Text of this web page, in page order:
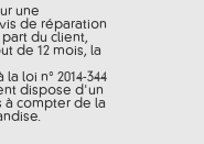
une
de réparation
du client,
de 12 mois, la
loi n° 2014-344
dispose d'un
à compter de la